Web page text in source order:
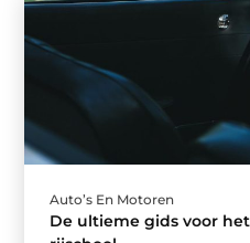
Auto’s En Motoren
De ultieme gids voor